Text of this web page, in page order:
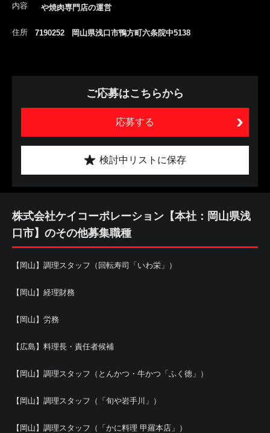
内容
や焼肉専門店の運営
住所 7190252 岡山県浅口市鴨方町六条院中5138
ご応募はこちらから
応募する
検討中リストに保存
株式会社ケイコーポレーション【本社：岡山県浅
口市】のその他募集職種
【岡山】調理スタッフ（回転寿司「いわ栄」）
【岡山】経理財務
【岡山】労務
【広島】料理長・責任者候補
【岡山】調理スタッフ（とんかつ・牛かつ「ふく徳」）
【岡山】調理スタッフ（「旬や岩手川」）
【岡山】調理スタッフ（「かに料理 甲羅本店」）